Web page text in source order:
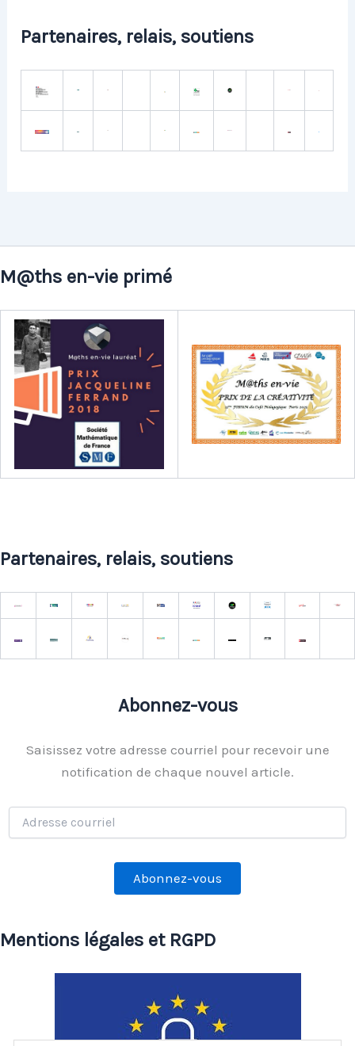
Partenaires, relais, soutiens
M@ths en-vie primé
Partenaires, relais, soutiens
Abonnez-vous
Saisissez votre adresse courriel pour recevoir une
notification de chaque nouvel article.
Adresse
courriel
Abonnez-vous
Mentions légales et RGPD